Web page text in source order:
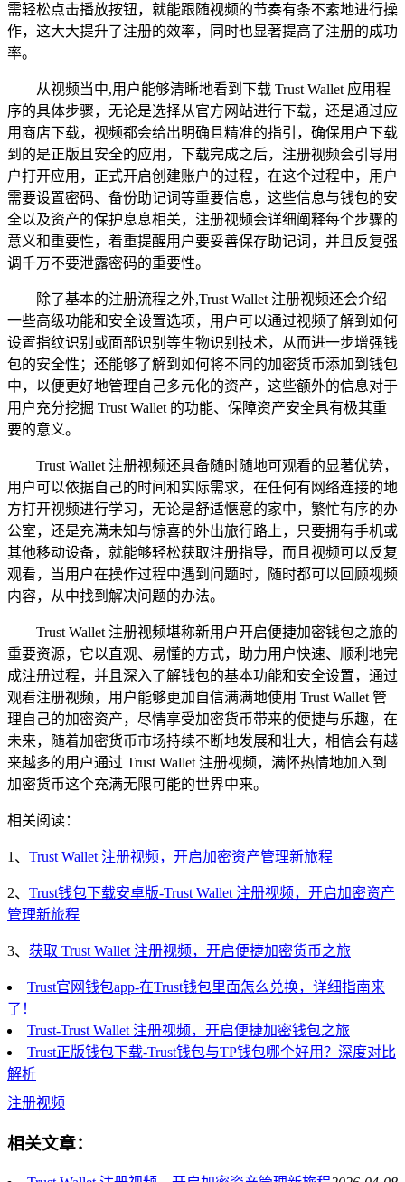
需轻松点击播放按钮，就能跟随视频的节奏有条不紊地进行操
作，这大大提升了注册的效率，同时也显著提高了注册的成功
率。
从视频当中,用户能够清晰地看到下载 Trust Wallet 应用程
序的具体步骤，无论是选择从官方网站进行下载，还是通过应
用商店下载，视频都会给出明确且精准的指引，确保用户下载
到的是正版且安全的应用，下载完成之后，注册视频会引导用
户打开应用，正式开启创建账户的过程，在这个过程中，用户
需要设置密码、备份助记词等重要信息，这些信息与钱包的安
全以及资产的保护息息相关，注册视频会详细阐释每个步骤的
意义和重要性，着重提醒用户要妥善保存助记词，并且反复强
调千万不要泄露密码的重要性。
除了基本的注册流程之外,Trust Wallet 注册视频还会介绍
一些高级功能和安全设置选项，用户可以通过视频了解到如何
设置指纹识别或面部识别等生物识别技术，从而进一步增强钱
包的安全性；还能够了解到如何将不同的加密货币添加到钱包
中，以便更好地管理自己多元化的资产，这些额外的信息对于
用户充分挖掘 Trust Wallet 的功能、保障资产安全具有极其重
要的意义。
Trust Wallet 注册视频还具备随时随地可观看的显著优势，
用户可以依据自己的时间和实际需求，在任何有网络连接的地
方打开视频进行学习，无论是舒适惬意的家中，繁忙有序的办
公室，还是充满未知与惊喜的外出旅行路上，只要拥有手机或
其他移动设备，就能够轻松获取注册指导，而且视频可以反复
观看，当用户在操作过程中遇到问题时，随时都可以回顾视频
内容，从中找到解决问题的办法。
Trust Wallet 注册视频堪称新用户开启便捷加密钱包之旅的
重要资源，它以直观、易懂的方式，助力用户快速、顺利地完
成注册过程，并且深入了解钱包的基本功能和安全设置，通过
观看注册视频，用户能够更加自信满满地使用 Trust Wallet 管
理自己的加密资产，尽情享受加密货币带来的便捷与乐趣，在
未来，随着加密货币市场持续不断地发展和壮大，相信会有越
来越多的用户通过 Trust Wallet 注册视频，满怀热情地加入到
加密货币这个充满无限可能的世界中来。
相关阅读：
1、 Trust Wallet 注册视频，开启加密资产管理新旅程
2、 Trust钱包下载安卓版-Trust Wallet 注册视频，开启加密资产
管理新旅程
3、 获取 Trust Wallet 注册视频，开启便捷加密货币之旅
Trust官网钱包app-在Trust钱包里面怎么兑换，详细指南来
了！
Trust-Trust Wallet 注册视频，开启便捷加密钱包之旅
Trust正版钱包下载-Trust钱包与TP钱包哪个好用？深度对比
解析
注册视频
相关文章：